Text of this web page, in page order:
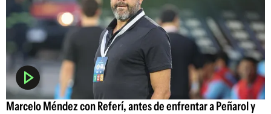
Marcelo Méndez con Referí, antes de enfrentar a Peñarol y